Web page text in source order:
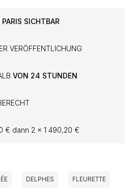
PARIS SICHTBAR
VERÖFFENTLICHUNG
VON 24 STUNDEN
€ dann 2 x 1 490,20 €
DELPHES FLEURETTE